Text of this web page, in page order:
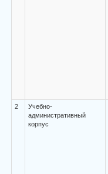
2
Учебно-
административный
корпус